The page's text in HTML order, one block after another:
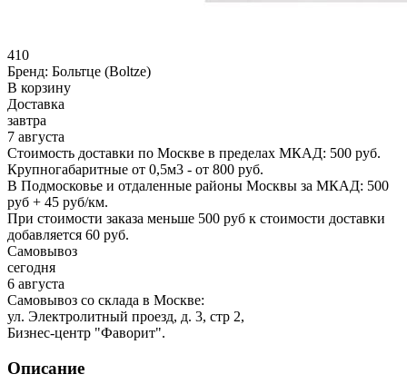
410
Бренд: Больтце (Boltze)
В корзину
Доставка
завтра
7 августа
Стоимость доставки по Москве в пределах МКАД: 500 руб.
Крупногабаритные от 0,5м3 - от 800 руб.
В Подмосковье и отдаленные районы Москвы за МКАД: 500
руб + 45 руб/км.
При стоимости заказа меньше 500 руб к стоимости доставки
добавляется 60 руб.
Самовывоз
сегодня
6 августа
Самовывоз со склада в Москве:
ул. Электролитный проезд, д. 3, стр 2,
Бизнес-центр "Фаворит".
Описание